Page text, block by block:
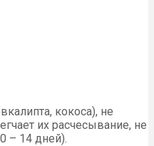
кокоса), не
их расчесывание, не
– 14 дней).